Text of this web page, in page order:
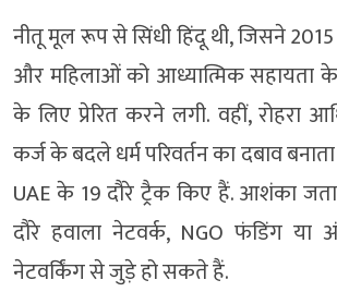
नीतू मूल रूप से सिंधी हिंदू थी, जिसने
और महिलाओं को आध्यात्मिक सहायता के
के लिए प्रेरित करने लगी. वहीं, रोहरा
कर्ज के बदले धर्म परिवर्तन का दबाव
UAE के 19 दौरे ट्रैक किए हैं. आशंका
दौरे हवाला नेटवर्क, NGO फंडिंग या
नेटवर्किंग से जुड़े हो सकते हैं.